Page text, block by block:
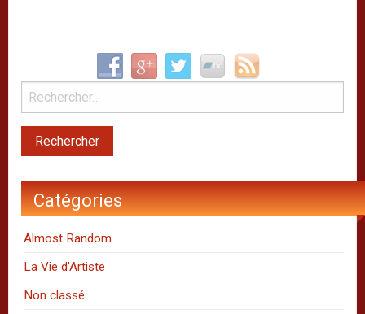
Catégories
Almost Random
La Vie d'Artiste
Non classé